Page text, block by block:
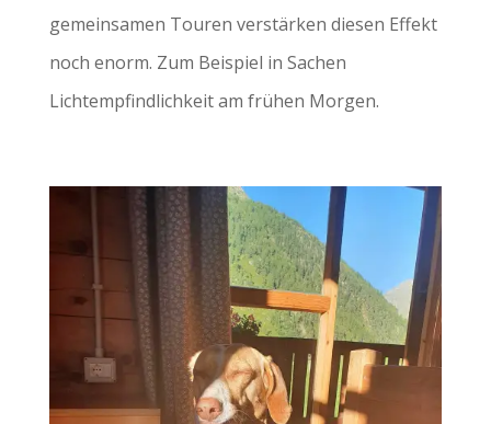
gemeinsamen Touren verstärken diesen Effekt
noch enorm. Zum Beispiel in Sachen
Lichtempfindlichkeit am frühen Morgen.